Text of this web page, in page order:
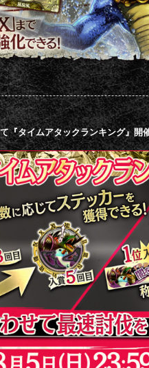
『タイムアタックランキング』開